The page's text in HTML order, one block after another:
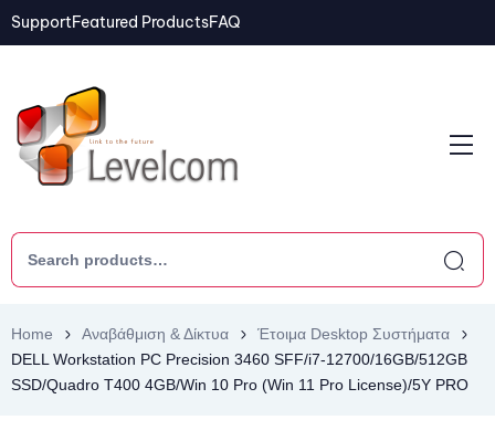
SupportFeatured ProductsFAQ
Home Αναβάθμιση & Δίκτυα
Έτοιμα Desktop Συστήματα
DELL Workstation PC Precision 3460 SFF/i7-12700/16GB/512GB
SSD/Quadro T400 4GB/Win 10 Pro (Win 11 Pro License)/5Y PRO